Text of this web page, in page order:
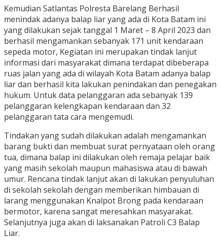
Kemudian Satlantas Polresta Barelang Berhasil
menindak adanya balap liar yang ada di Kota Batam ini
yang dilakukan sejak tanggal 1 Maret – 8 April 2023 dan
berhasil mengamankan sebanyak 171 unit kendaraan
sepeda motor, Kegiatan ini merupakan tindak lanjut
informasi dari masyarakat dimana terdapat dibeberapa
ruas jalan yang ada di wilayah Kota Batam adanya balap
liar dan berhasil kita lakukan penindakan dan penegakan
hukum. Untuk data pelanggaran ada sebanyak 139
pelanggaran kelengkapan kendaraan dan 32
pelanggaran tata cara mengemudi.
Tindakan yang sudah dilakukan adalah mengamankan
barang bukti dan membuat surat pernyataan oleh orang
tua, dimana balap ini dilakukan oleh remaja pelajar baik
yang masih sekolah maupun mahasiswa atau di bawah
umur. Rencana tindak lanjut akan di lakukan penyuluhan
di sekolah sekolah dengan memberikan himbauan di
larang menggunakan Knalpot Brong pada kendaraan
bermotor, karena sangat meresahkan masyarakat.
Selanjutnya juga akan di laksanakan Patroli C3 Balap
Liar.